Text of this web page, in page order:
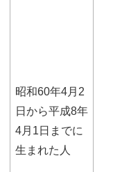
昭和60年4月2
日から平成8年
4月1日までに
生まれた人